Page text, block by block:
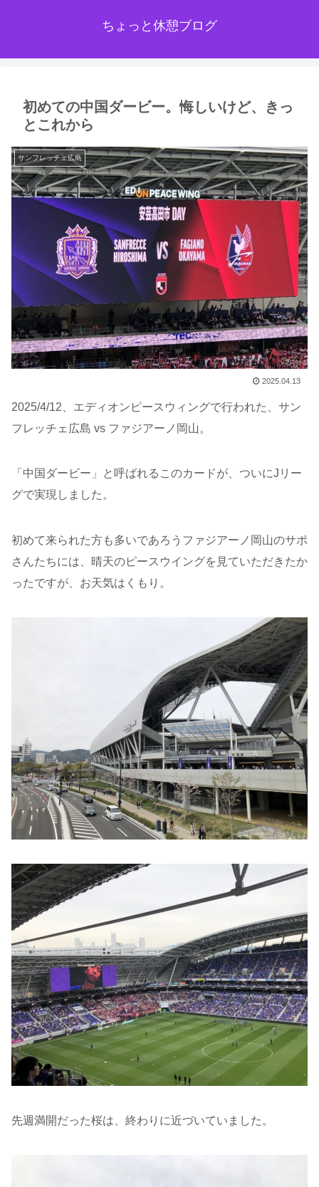
ちょっと休憩ブログ
初めての中国ダービー。悔しいけど、きっ
とこれから
サンフレッチェ広島
2025.04.13
2025/4/12、エディオンピースウィングで行われた、サン
フレッチェ広島 vs ファジアーノ岡山。
「中国ダービー」と呼ばれるこのカードが、ついにJリー
グで実現しました。
初めて来られた方も多いであろうファジアーノ岡山のサポ
さんたちには、晴天のピースウイングを見ていただきたか
ったですが、お天気はくもり。
先週満開だった桜は、終わりに近づいていました。